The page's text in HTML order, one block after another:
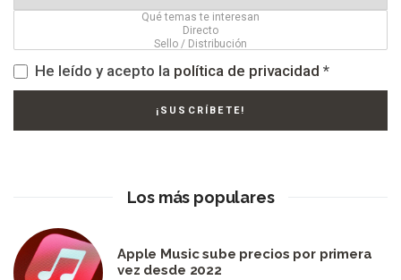
He leído y acepto la política de privacidad *
Los más populares
Apple Music sube precios por primera
vez desde 2022